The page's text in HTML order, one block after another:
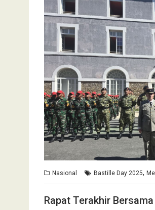
Nasional Bastille Day 2025,
Rapat Terakhir